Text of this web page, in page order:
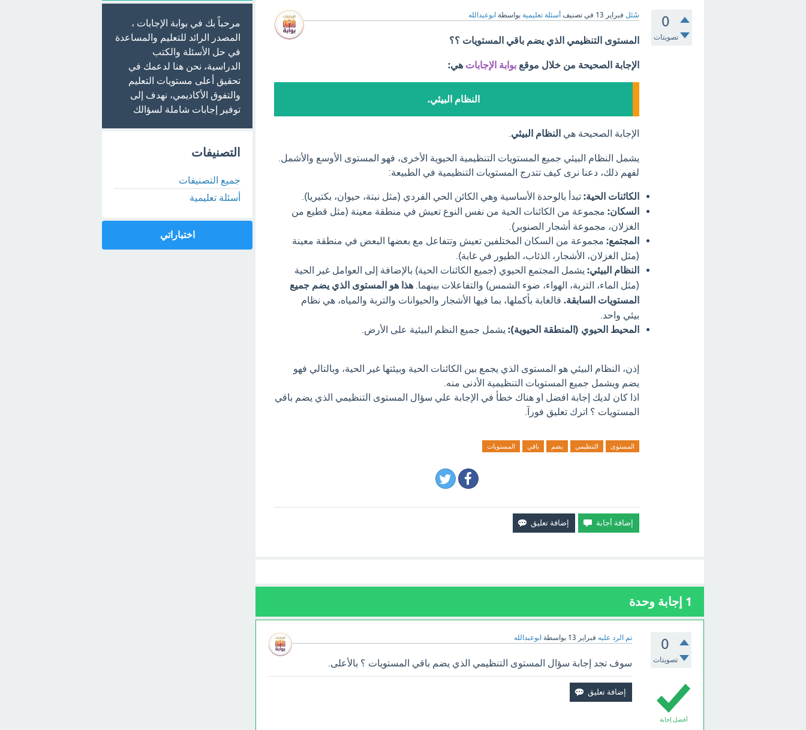
0
تصويتات
سُئل فبراير 13 في تصنيف أسئلة تعليمية بواسطة ابوعبدالله
المستوى التنظيمي الذي يضم باقي المستويات ؟؟
الإجابة الصحيحة من خلال موقع بوابة الإجابات هي:
النظام البيئي.
الإجابة الصحيحة هي النظام البيئي
يشمل النظام البيئي جميع المستويات التنظيمية الحيوية الأخرى، فهو المستوى الأوسع والأشمل.
لفهم ذلك، دعنا نرى كيف تتدرج المستويات التنظيمية في الطبيعة:
الكائنات الحية: تبدأ بالوحدة الأساسية وهي الكائن الحي الفردي (مثل نبتة، حيوان، بكتيريا).
السكان: مجموعة من الكائنات الحية من نفس النوع تعيش في منطقة معينة (مثل قطيع من
الغزلان، مجموعة أشجار الصنوبر).
المجتمع: مجموعة من السكان المختلفين تعيش وتتفاعل مع بعضها البعض في منطقة معينة
(مثل الغزلان، الأشجار، الذئاب، الطيور في غابة).
النظام البيئي: يشمل المجتمع الحيوي (جميع الكائنات الحية) بالإضافة إلى العوامل غير الحية
(مثل الماء، التربة، الهواء، ضوء الشمس) والتفاعلات بينهما. هذا هو المستوى الذي يضم جميع
المستويات السابقة. فالغابة بأكملها، بما فيها الأشجار والحيوانات والتربة والمياه، هي نظام
بيئي واحد.
المحيط الحيوي (المنطقة الحيوية): يشمل جميع النظم البيئية على الأرض.
إذن، النظام البيئي هو المستوى الذي يجمع بين الكائنات الحية وبيئتها غير الحية، وبالتالي فهو
يضم ويشمل جميع المستويات التنظيمية الأدنى منه.
اذا كان لديك إجابة افضل او هناك خطأ في الإجابة علي سؤال المستوى التنظيمي الذي يضم باقي
المستويات ؟ اترك تعليق فورآ.
المستوى التنظيمي يضم باقي المستويات
1 إجابة وحدة
0
تصويتات
تم الرد عليه فبراير 13 بواسطة ابوعبدالله
أفضل إجابة
سوف تجد إجابة سؤال المستوى التنظيمي الذي يضم باقي المستويات ؟ بالأعلى.
مرحباً بك في بوابة الإجابات ،
المصدر الرائد للتعليم والمساعدة
في حل الأسئلة والكتب
الدراسية، نحن هنا لدعمك في
تحقيق أعلى مستويات التعليم
والتفوق الأكاديمي، نهدف إلى
توفير إجابات شاملة لسؤالك
التصنيفات
جميع التصنيفات
أسئلة تعليمية
اختباراتي